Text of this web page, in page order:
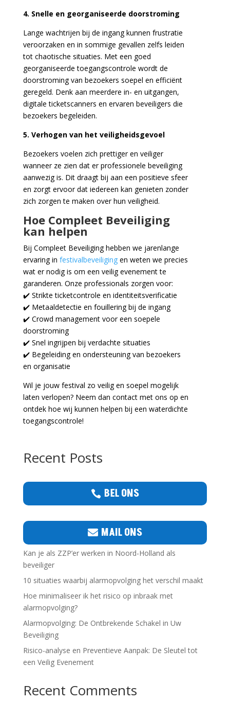
4. Snelle en georganiseerde doorstroming
Lange wachtrijen bij de ingang kunnen frustratie
veroorzaken en in sommige gevallen zelfs leiden
tot chaotische situaties. Met een goed
georganiseerde toegangscontrole wordt de
doorstroming van bezoekers soepel en efficiënt
geregeld. Denk aan meerdere in- en uitgangen,
digitale ticketscanners en ervaren beveiligers die
bezoekers begeleiden.
5. Verhogen van het veiligheidsgevoel
Bezoekers voelen zich prettiger en veiliger
wanneer ze zien dat er professionele beveiliging
aanwezig is. Dit draagt bij aan een positieve sfeer
en zorgt ervoor dat iedereen kan genieten zonder
zich zorgen te maken over hun veiligheid.
Hoe Compleet Beveiliging
kan helpen
Bij Compleet Beveiliging hebben we jarenlange
ervaring in festivalbeveiligingen weten we precies
wat er nodig is om een veilig evenement te
garanderen. Onze professionals zorgen voor:
✔️ Strikte ticketcontrole en identiteitsverificatie
✔️ Metaaldetectie en fouillering bij de ingang
✔️ Crowd management voor een soepele
doorstroming
✔️ Snel ingrijpen bij verdachte situaties
✔️ Begeleiding en ondersteuning van bezoekers
en organisatie
Wil je jouw festival zo veilig en soepel mogelijk
laten verlopen? Neem dan contact met ons op en
ontdek hoe wij kunnen helpen bij een waterdichte
toegangscontrole!
BEL ONS
MAIL ONS
Recent Posts
Kan je als ZZP’er werken in Noord-Holland als
beveiliger
10 situaties waarbij alarmopvolging het verschil maakt
Hoe minimaliseer ik het risico op inbraak met
alarmopvolging?
Alarmopvolging: De Ontbrekende Schakel in Uw
Beveiliging
Risico-analyse en Preventieve Aanpak: De Sleutel tot
een Veilig Evenement
Recent Comments